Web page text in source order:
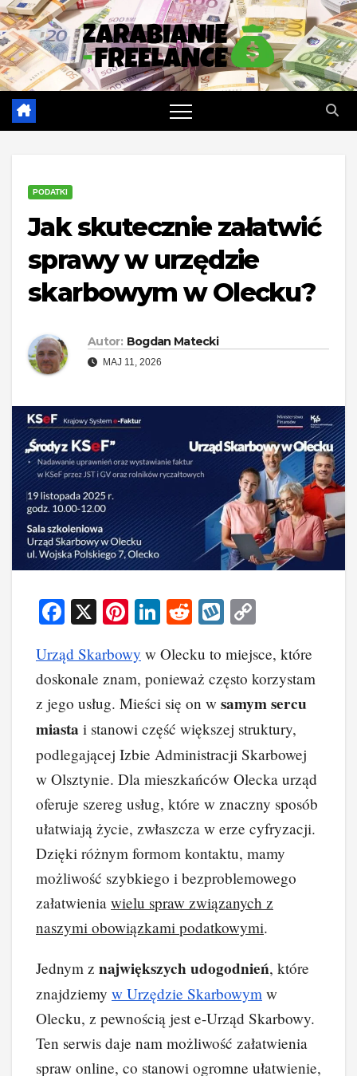
Skip
to
content
PODATKI
Jak skutecznie załatwić
sprawy w urzędzie
skarbowym w Olecku?
Autor: Bogdan Matecki
MAJ 11, 2026
F
c
e
b
o
o
k
X
Pi
er
e
st
Li
k
e
dI
n
R
d
di
t
W
o
p
p
y
Li
n
k
Urząd Skarbowy w Olecku to miejsce, które
doskonale znam, ponieważ często korzystam
z jego usług. Mieści się on w samym sercu
miasta i stanowi część większej struktury,
podlegającej Izbie Administracji Skarbowej
w Olsztynie. Dla mieszkańców Olecka urząd
oferuje szereg usług, które w znaczny sposób
ułatwiają życie, zwłaszcza w erze cyfryzacji.
Dzięki różnym formom kontaktu, mamy
możliwość szybkiego i bezproblemowego
załatwienia wielu spraw związanych z
naszymi obowiązkami podatkowymi.
Jednym z największych udogodnień, które
znajdziemy w Urzędzie Skarbowym w
Olecku, z pewnością jest e-Urząd Skarbowy.
Ten serwis daje nam możliwość załatwienia
spraw online, co stanowi ogromne ułatwienie,